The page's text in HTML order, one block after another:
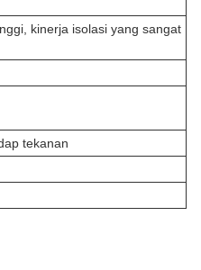
kinerja isolasi yang sangat
tekanan